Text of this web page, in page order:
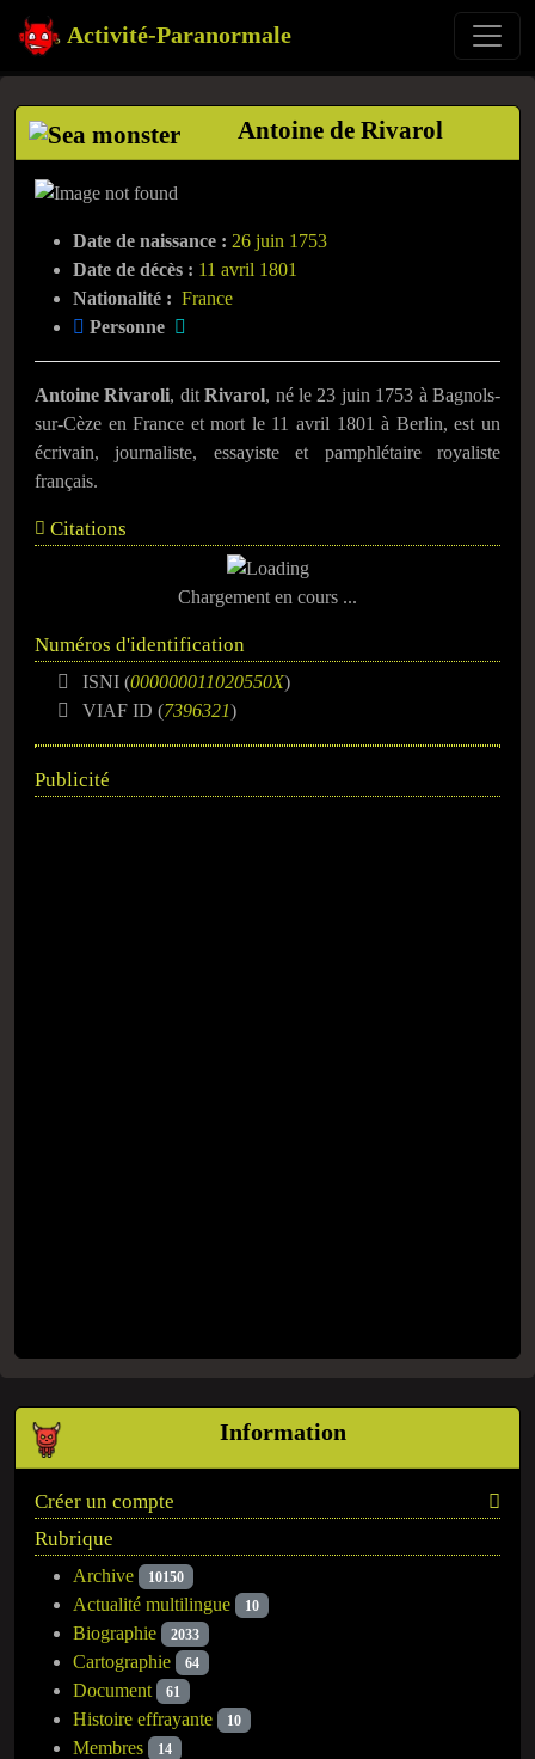
Activité-Paranormale
Information
Créer un compte
Rubrique
Archive 10150
Actualité multilingue 10
Biographie 2033
Cartographie 64
Document 61
Histoire effrayante 10
Membres 14
Antoine de Rivarol
Date de naissance : 26 juin 1753
Date de décès : 11 avril 1801
Nationalité : France
Personne
Antoine Rivaroli, ditRivarol, né le 23 juin 1753 à Bagnols-
sur-Cèze en France et mort le 11 avril 1801 à Berlin, est un
écrivain, journaliste, essayiste et pamphlétaire royaliste
français.
Citations
Chargement en cours ...
Numéros d'identification
ISNI (000000011020550X)
VIAF ID (7396321)
Publicité